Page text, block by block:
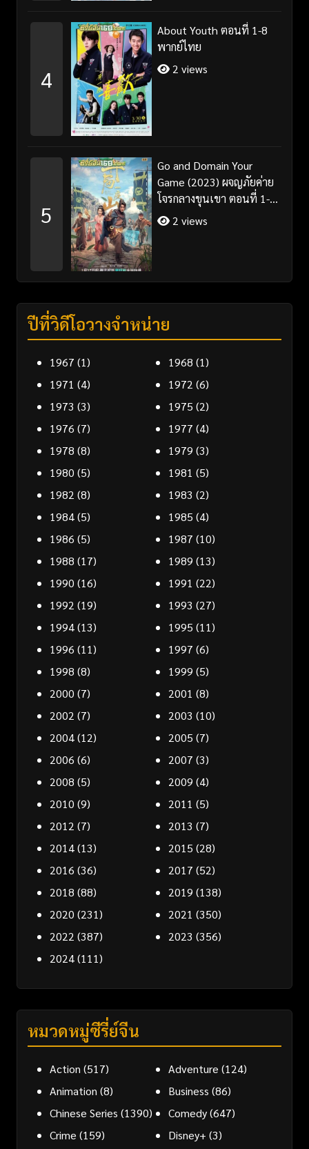
4
About Youth ตอนที่ 1-8
พากย์ไทย
2 views
5
Go and Domain Your
Game (2023) ผจญภัยค่าย
โจรกลางขุนเขา ตอนที่ 1-
30 จบ ซับไทย
2 views
ปีที่วิดีโอวางจำหน่าย
1967 (1) 1968 (1)
1971 (4) 1972 (6)
1973 (3) 1975 (2)
1976 (7) 1977 (4)
1978 (8) 1979 (3)
1980 (5) 1981 (5)
1982 (8) 1983 (2)
1984(5) 1985 (4)
1986 (5) 1987 (10)
1988 (17) 1989 (13)
1990 (16) 1991 (22)
1992 (19) 1993 (27)
1994(13) 1995 (11)
1996 (11) 1997 (6)
1998 (8) 1999 (5)
2000 (7) 2001 (8)
2002 (7) 2003 (10)
2004(12) 2005 (7)
2006 (6) 2007 (3)
2008 (5) 2009 (4)
2010 (9) 2011 (5)
2012 (7) 2013 (7)
2014(13) 2015 (28)
2016 (36) 2017 (52)
2018 (88) 2019 (138)
2020 (231) 2021 (350)
2022 (387) 2023 (356)
2024(111)
หมวดหมู่ซีรี่ย์จีน
Action (517) Adventure (124)
Animation (8) Business (86)
Chinese Series (1390) Comedy(647)
Crime (159) Disney+ (3)